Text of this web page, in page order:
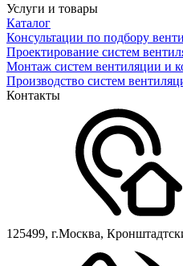
Услуги и товары
Каталог
Консультации по подбору
Проектирование систем
Монтаж систем вентиляции и
Производство систем
Контакты
125499, г.Москва,